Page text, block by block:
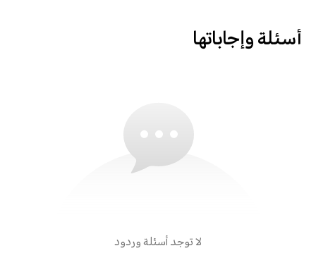
أسئلة وإجاباتها
لا توجد أسئلة وردود